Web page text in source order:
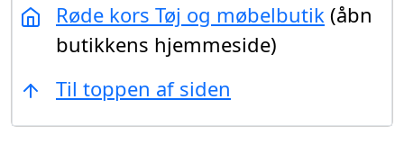
Røde kors Tøj og møbelbutik (åbn
butikkens hjemmeside)
Til toppen af siden